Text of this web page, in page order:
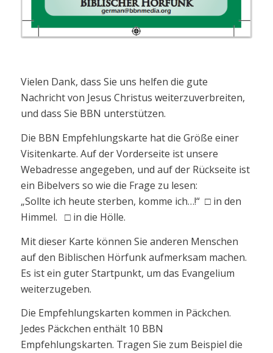
Vielen Dank, dass Sie uns helfen die gute
Nachricht von Jesus Christus weiterzuverbreiten,
und dass Sie BBN unterstützen.
Die BBN Empfehlungskarte hat die Größe einer
Visitenkarte. Auf der Vorderseite ist unsere
Webadresse angegeben, und auf der Rückseite ist
ein Bibelvers so wie die Frage zu lesen:
„Sollte ich heute sterben, komme ich…!“ □ in den
Himmel. □ in die Hölle.
Mit dieser Karte können Sie anderen Menschen
auf den Biblischen Hörfunk aufmerksam machen.
Es ist ein guter Startpunkt, um das Evangelium
weiterzugeben.
Die Empfehlungskarten kommen in Päckchen.
Jedes Päckchen enthält 10 BBN
Empfehlungskarten. Tragen Sie zum Beispiel die